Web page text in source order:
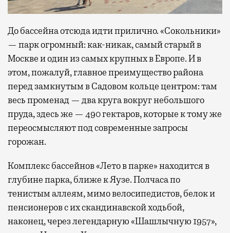
До бассейна отсюда идти прилично. «Сокольники»
— парк огромный: как-никак, самый старый в
Москве и один из самых крупных в Европе. И в
этом, пожалуй, главное преимущество района
перед замкнутым в Садовом кольце центром: там
весь променад — два круга вокруг небольшого
пруда, здесь же — 490 гектаров, которые к тому же
переосмысляют под современные запросы
горожан.
Комплекс бассейнов «Лето в парке» находится в
глубине парка, ближе к Яузе. Полчаса по
тенистым аллеям, мимо велосипедистов, белок и
пенсионеров с их скандинавской ходьбой,
наконец, через легендарную «Шашлычную 1957»,